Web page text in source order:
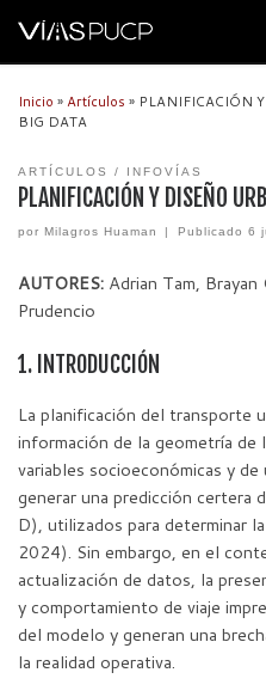
Inicio »Artículos » PLANIFICACIÓN
BIG DATA
ARTÍCULOS INFOVÍAS
PLANIFICACIÓN Y DISEÑO
por Milagros Huaman | Publicado 6
AUTORES: Adrian Tam,
Prudencio
1. INTRODUCCIÓN
La planificación del transporte
información de la geometría de
variables socioeconómicas y
generar una predicción
D), utilizados para determinar
2024). Sin embargo, en el
actualización de datos, la
y comportamiento de viaje
del modelo y generan una
la realidad operativa.